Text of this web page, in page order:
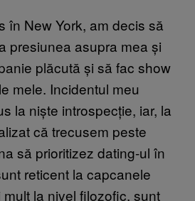
în New York, am decis să
presiunea asupra mea și
plăcută și să fac show
mele. Incidentul meu
la niște introspecție, iar, la
că trecusem peste
să prioritizez dating-ul în
reticent la capcanele
la nivel filozofic, sunt